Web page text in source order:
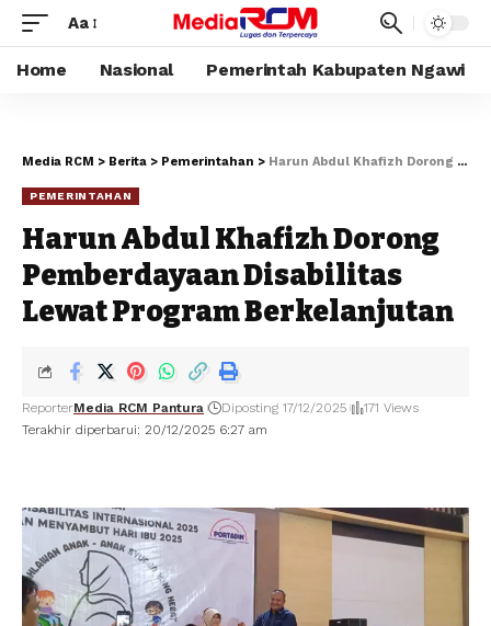
Aa
Home Nasional Pemerintah Kabupaten Ngawi
Media RCM > Berita > Pemerintahan > Harun Abdul Khafizh Dorong Pemberdayaan Disabilitas Lewat Program Berkelanjutan
PEMERINTAHAN
Harun Abdul Khafizh Dorong
Pemberdayaan Disabilitas
Lewat Program Berkelanjutan
Terakhir diperbarui: 20/12/2025 6:27 am
ReporterMedia RCM Pantura Diposting 17/12/2025 171 Views